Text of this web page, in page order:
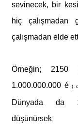
sevinecek, bir
hiç çalışmadan
çalışmadan elde
Örneğin; 2150
1.000.000.000 é (
Dünyada da
düşünürsek